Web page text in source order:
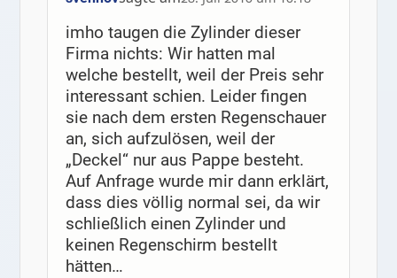
imho taugen die Zylinder dieser
Firma nichts: Wir hatten mal
welche bestellt, weil der Preis sehr
interessant schien. Leider fingen
sie nach dem ersten Regenschauer
an, sich aufzulösen, weil der
„Deckel“ nur aus Pappe besteht.
Auf Anfrage wurde mir dann erklärt,
dass dies völlig normal sei, da wir
schließlich einen Zylinder und
keinen Regenschirm bestellt
hätten…